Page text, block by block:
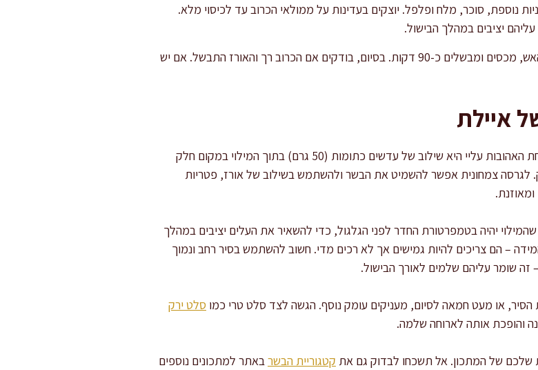
נוספת, סוכר, מלח ופלפל. יוצקים בעדינות על ממולאי הכרוב עד לכיסוי מלא.
יציבים במהלך הבישול.
מבשלים על אש גבוהה עד רתיחה, מנמיכים את האש, מכסים ומבשלים כ-90 דקות. בסיום, בודקים אם הכרוב רך והאורז התבשל. אם יש
איילת
לאורך השנים פיתחתי מספר גרסאות למתכון הזה. אחת האהובות עליי היא שילוב של עדשים כתומות (50 גרם) בתוך המילוי במקום חלק
לגרסה צמחונית אפשר להשמיט את הבשר ולהשתמש בשילוב של אורז, פטריות
יהיה בטמפרטורת החדר לפני הגלגול, כדי להשאיר את העלים יציבים במהלך
– הם צריכים להיות גמישים אך לא רכים מדי. חשוב להשתמש בסיר רחב ונמוך
שומר עליהם שלמים לאורך הבישול.
או מעט חמאה לסיום, מעניקים עומק נוסף. הגשה לצד סלט טרי כמו סלט ירק
והופכת אותה לארוחה שלמה.
שלכם של המתכון. אל תשכחו לבדוק גם את קטגוריית הבשרבאתר למתכונים נוספים